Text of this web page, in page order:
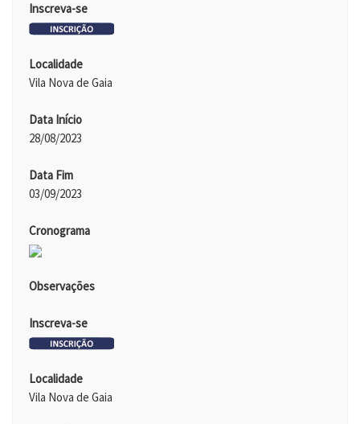
Inscreva-se
Localidade
Vila Nova de Gaia
Data Início
28/08/2023
Data Fim
03/09/2023
Cronograma
Observações
Inscreva-se
Localidade
Vila Nova de Gaia